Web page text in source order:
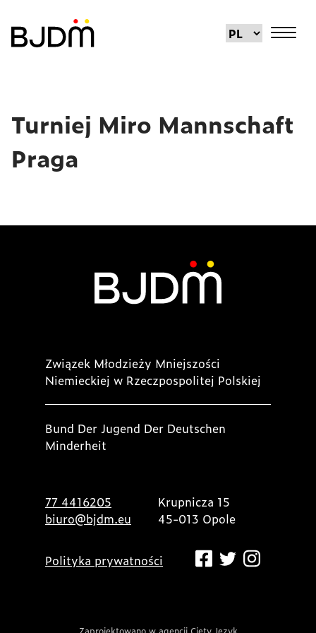
Turniej Miro Mannschaft
Praga
Związek Młodzieży Mniejszości
Niemieckiej w Rzeczpospolitej Polskiej
Bund Der Jugend Der Deutschen
Minderheit
77 4416205
biuro@bjdm.eu
Krupnicza 15
45-013 Opole
Polityka prywatności